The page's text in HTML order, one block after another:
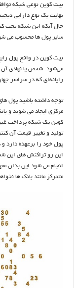
بیت کوین نوعی شبکه
نهایت یک نوع دارایی
حال آنکه این شبکه تحت
سایر پول ها محسوب می
بیت کوین در واقع پول
می‌شود. شخص یا نهادی آن
رایانه‌ای که در سراسر
توجه داشته باشید پول
مرکزی ایجاد می شوند و
کوین یک شبکه پرداخت
تولید و تغییر قیمت آن
پول خود را برعهده دارد
این رو تراکنش های این
انجام می شود این بدان
متمرکز مانند بانک ها